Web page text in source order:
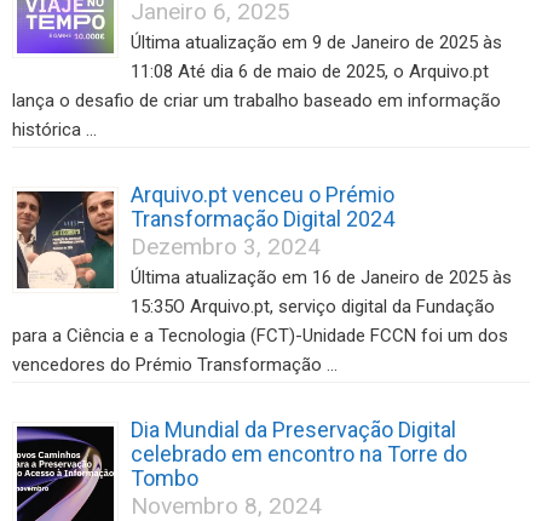
Janeiro 6, 2025
Última atualização em 9 de Janeiro de 2025 às
11:08 Até dia 6 de maio de 2025, o Arquivo.pt
lança o desafio de criar um trabalho baseado em informação
histórica …
Arquivo.pt venceu o Prémio
Transformação Digital 2024
Dezembro 3, 2024
Última atualização em 16 de Janeiro de 2025 às
15:35O Arquivo.pt, serviço digital da Fundação
para a Ciência e a Tecnologia (FCT)-Unidade FCCN foi um dos
vencedores do Prémio Transformação …
Dia Mundial da Preservação Digital
celebrado em encontro na Torre do
Tombo
Novembro 8, 2024